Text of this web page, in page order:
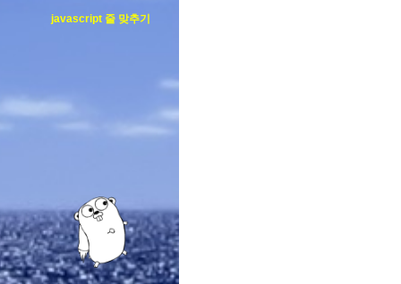
javascript 줄 맞추기